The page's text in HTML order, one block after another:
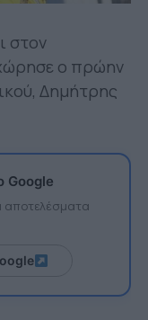
στον
ο πρώην
Δημήτρης
Google
αποτελέσματα